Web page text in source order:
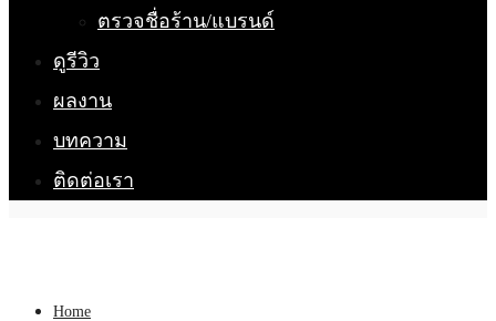
ตรวจชื่อร้าน/แบรนด์
ดูรีวิว
ผลงาน
บทความ
ติดต่อเรา
Home